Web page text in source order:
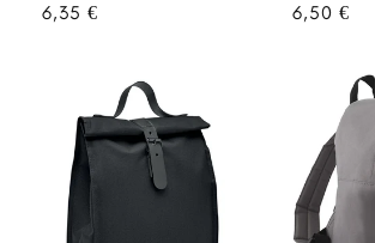
Prix
6,35 €
Prix
6,50 €